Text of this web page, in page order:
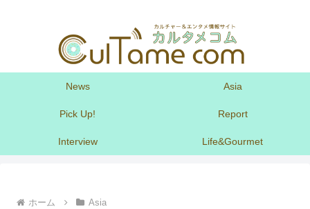
News Asia
Pick Up! Report
Interview Life&Gourmet
ホーム Asia